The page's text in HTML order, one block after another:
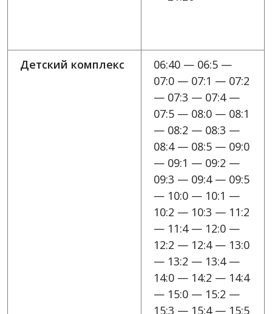
Детский комплекс
06:40 — 06:5 —
07:0 — 07:1 — 07:2
— 07:3 — 07:4 —
07:5 — 08:0 — 08:1
— 08:2 — 08:3 —
08:4 — 08:5 — 09:0
— 09:1 — 09:2 —
09:3 — 09:4 — 09:5
— 10:0 — 10:1 —
10:2 — 10:3 — 11:2
— 11:4 — 12:0 —
12:2 — 12:4 — 13:0
— 13:2 — 13:4 —
14:0 — 14:2 — 14:4
— 15:0 — 15:2 —
15:3 — 15:4 — 15:5